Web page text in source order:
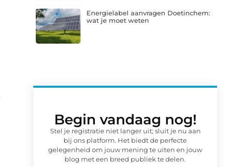
Energielabel aanvragen Doetinchem:
wat je moet weten
Begin vandaag nog!
Stel je registratie niet langer uit; sluit je nu aan
bij ons platform. Het biedt de perfecte
gelegenheid om jouw mening te uiten en jouw
blog met een breed publiek te delen.